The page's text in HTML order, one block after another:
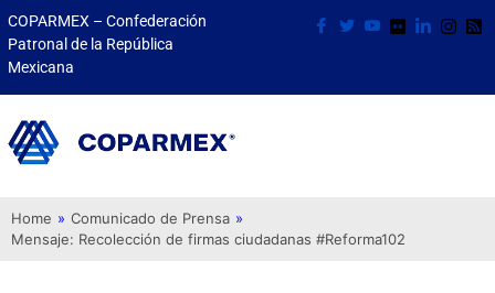
COPARMEX – Confederación
Patronal de la República
Mexicana
Home » Comunicado de Prensa »
Mensaje: Recolección de firmas ciudadanas #Reforma102